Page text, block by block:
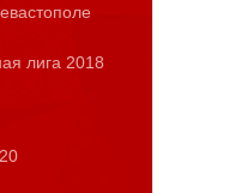
лига 2018